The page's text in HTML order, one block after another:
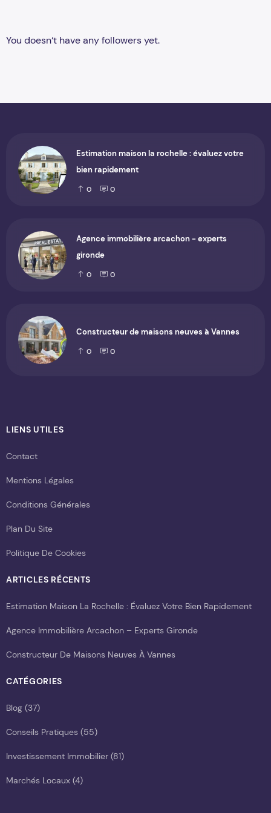
You doesn‘t have any followers yet.
Estimation maison la rochelle : évaluez votre
bien rapidement
0 0
Agence immobilière arcachon - experts
gironde
0 0
Constructeur de maisons neuves à Vannes
0 0
LIENS UTILES
Contact
Mentions Légales
Conditions Générales
Plan Du Site
Politique De Cookies
ARTICLES RÉCENTS
Estimation Maison La Rochelle : Évaluez Votre Bien Rapidement
Agence Immobilière Arcachon – Experts Gironde
Constructeur De Maisons Neuves À Vannes
CATÉGORIES
Blog (37)
Conseils Pratiques (55)
Investissement Immobilier (81)
Marchés Locaux (4)